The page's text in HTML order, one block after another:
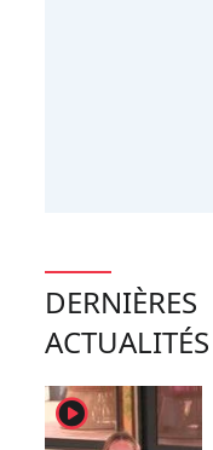
DERNIÈRES
ACTUALITÉS
player2